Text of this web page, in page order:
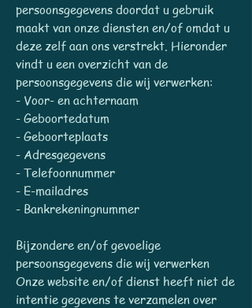
persoonsgegevens doordat u gebruik
maakt van onze diensten en/of omdat u
deze zelf aan ons verstrekt. Hieronder
vindt u een overzicht van de
persoonsgegevens die wij verwerken:
- Voor- en achternaam
- Geboortedatum
- Geboorteplaats
- Adresgegevens
- Telefoonnummer
- E-mailadres
- Bankrekeningnummer
Bijzondere en/of gevoelige
persoonsgegevens die wij verwerken
Onze website en/of dienst heeft niet de
intentie gegevens te verzamelen over